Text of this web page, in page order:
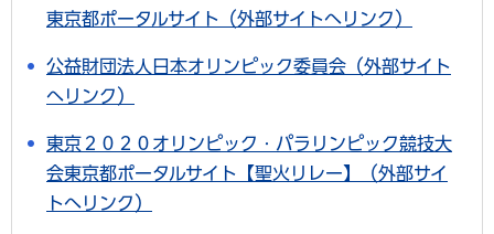
東京都ポータルサイト（外部サイトへリンク）
公益財団法人日本オリンピック委員会（外部サイト
へリンク）
東京２０２０オリンピック・パラリンピック競技大
会東京都ポータルサイト【聖火リレー】（外部サイ
トへリンク）